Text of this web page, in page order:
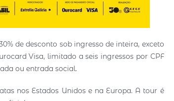
de desconto sob ingresso de inteira, exceto
Visa, limitado a seis ingressos por CPF
ou entrada social.
nos Estados Unidos e na Europa. A tour é